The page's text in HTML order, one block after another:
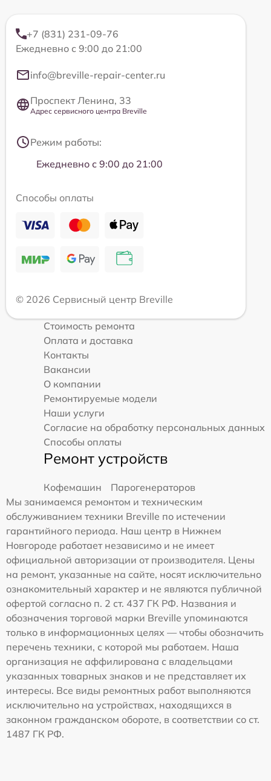
+7 (831) 231-09-76
Ежедневно с 9:00 до 21:00
info@breville-repair-center.ru
Проспект Ленина, 33
Адрес сервисного центра Breville
Режим работы:
Ежедневно с 9:00 до 21:00
Способы оплаты
© 2026 Сервисный центр Breville
Стоимость ремонта
Оплата и доставка
Контакты
Вакансии
О компании
Ремонтируемые модели
Наши услуги
Согласие на обработку персональных данных
Способы оплаты
Ремонт устройств
Кофемашин
Парогенераторов
Мы занимаемся ремонтом и техническим
обслуживанием техники Breville по истечении
гарантийного периода. Наш центр в Нижнем
Новгороде работает независимо и не имеет
официальной авторизации от производителя. Цены
на ремонт, указанные на сайте, носят исключительно
ознакомительный характер и не являются публичной
офертой согласно п. 2 ст. 437 ГК РФ. Названия и
обозначения торговой марки Breville упоминаются
только в информационных целях — чтобы обозначить
перечень техники, с которой мы работаем. Наша
организация не аффилирована с владельцами
указанных товарных знаков и не представляет их
интересы. Все виды ремонтных работ выполняются
исключительно на устройствах, находящихся в
законном гражданском обороте, в соответствии со ст.
1487 ГК РФ.